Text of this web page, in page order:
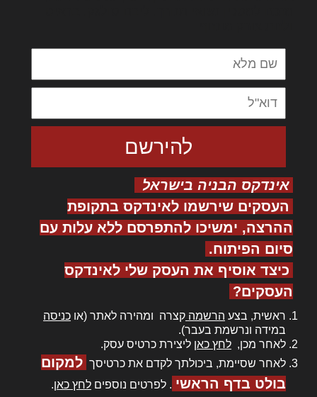
אינדקס הבניה בישראל
העסקים שירשמו לאינדקס בתקופת
ההרצה, ימשיכו להתפרסם ללא עלות עם
סיום הפיתוח.
כיצד אוסיף את העסק שלי לאינדקס
העסקים?
ראשית, בצע הרשמה קצרה ומהירה לאתר (או כניסה
במידה ונרשמת בעבר).
לאחר מכן, לחץ כאן ליצירת כרטיס עסק.
לאחר שסיימת, ביכולתך לקדם את כרטיסך למקום
בולט בדף הראשי . לפרטים נוספים לחץ כאן.